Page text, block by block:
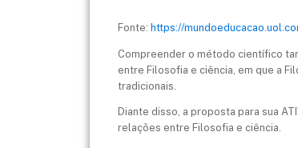
Fonte: https://
Compreender o método científico
entre Filosofia e ciência, em que a
tradicionais.
Diante disso, a proposta para sua
relações entre Filosofia e ciência.